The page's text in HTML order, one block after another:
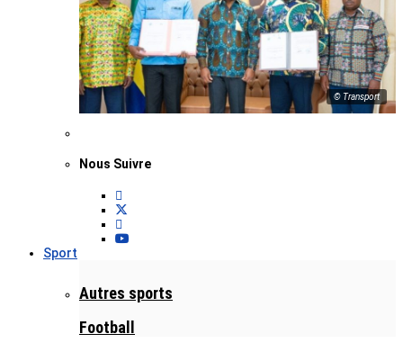
© Transport
Nous Suivre
Sport
Autres sports
Football